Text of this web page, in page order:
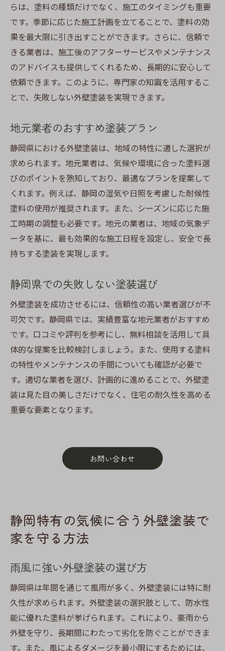
らは、塗料の種類だけでなく、施工のタイミングも重要
です。季節に応じた施工計画を立てることで、塗料の効
果を最大限に引き出すことができます。さらに、信頼で
きる業者は、施工後のアフターサービスやメンテナンス
のアドバイスも提供してくれるため、長期的に安心して
依頼できます。このように、専門家の知識を活用するこ
とで、失敗しない外壁塗装を実現できます。
地元業者のおすすめ塗装プラン
静岡県における外壁塗装は、地域の特性に適した選択が
求められます。地元業者は、気候や環境に合った塗料選
びのポイントを熟知しており、最適なプランを提案して
くれます。例えば、静岡の湿気や日照を考慮した耐候性
塗料の使用が推奨されます。また、シーズンに応じた施
工時期の調整も必要です。地元の業者は、地域の気象デ
ータを基に、最も効果的な施工日程を設定し、安全で長
持ちする塗装を実現します。
静岡県での失敗しない塗装選び
外壁塗装を成功させるには、信頼性の高い業者選びが不
可欠です。静岡県では、実績豊富な地元業者がおすすめ
です。口コミや評判を参考にし、無料相談を活用して具
体的な提案を比較検討しましょう。また、使用する塗料
の特性やメンテナンスの手間についても確認が必要で
す。適切な業者を選び、計画的に進めることで、外壁塗
装は見た目の美しさだけでなく、住宅の耐久性を高める
重要な要素となります。
お問い合わせ
静岡特有の気候に合う外壁塗装で
家を守る方法
雨風に強い外壁塗装の選び方
静岡県は年間を通じて風雨が多く、外壁塗装には特に耐
久性が求められます。外壁塗装の選択肢として、防水性
能に優れた塗料が挙げられます。これにより、豪雨から
外壁を守り、長期間にわたって劣化を防ぐことができま
す。また、風によるダメージを最小限にするためには、